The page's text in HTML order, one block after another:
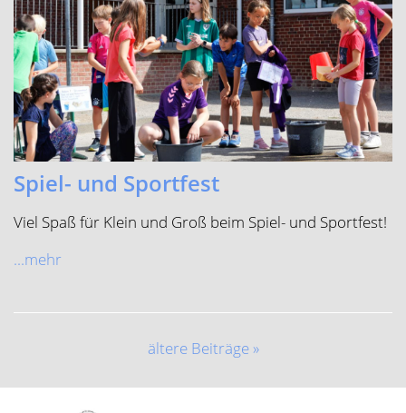
Spiel- und Sportfest
Viel Spaß für Klein und Groß beim Spiel- und Sportfest!
...mehr
ältere Beiträge »